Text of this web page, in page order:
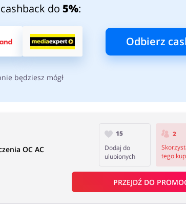
OC AC
15
Dodaj do
ulubionych
2
tego
PRZEJDŹ DO
do 5%:
Odbierz
będziesz mógł